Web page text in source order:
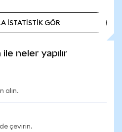
İSTATİSTİK GÖR
neler yapılır
alın.
çevirin.